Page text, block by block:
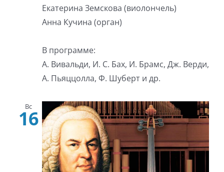
Екатерина Земскова (виолончель)
Анна Кучина (орган)
В программе:
А. Вивальди, И. С. Бах, И. Брамс, Дж. Верди,
А. Пьяццолла, Ф. Шуберт и др.
Вс
16